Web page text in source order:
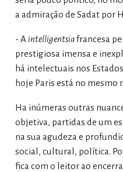
a admiração de Sadat por
- Aintelligentsiafrancesa
prestigiosa imensa e
há intelectuais nos
hoje Paris está no mesmo
Ha inúmeras outras
objetiva, partidas de um
na sua agudeza e
social, cultural, política.
fica com o leitor ao